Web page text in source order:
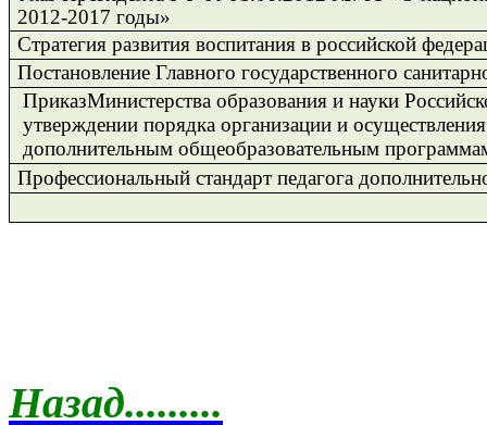
2012-2017 годы»
Стратегия развития воспитания в российской
Постановление Главного государственного
ПриказМинистерства образования и науки
утверждении порядка организации и
дополнительным общеобразовательным
Профессиональный стандарт педагога
Назад.........